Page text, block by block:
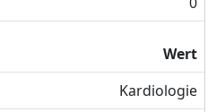
Wert
Kardiologie